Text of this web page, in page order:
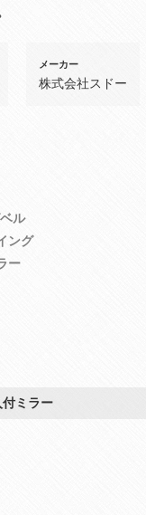
メーカー
株式会社スドー
ル
ング
ー
付ミラー